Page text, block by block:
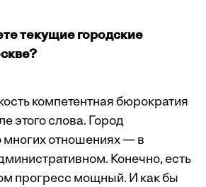
текущие городские
компетентная бюрократия
этого слова. Город
многих отношениях — в
Конечно, есть
прогресс мощный. И как бы